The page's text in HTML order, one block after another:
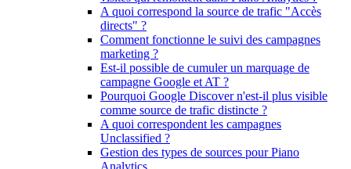
A quoi correspond la source de trafic "Accès
directs" ?
Comment fonctionne le suivi des campagnes
marketing ?
Est-il possible de cumuler un marquage de
campagne Google et AT ?
Pourquoi Google Discover n'est-il plus visible
comme source de trafic distincte ?
A quoi correspondent les campagnes
Unclassified ?
Gestion des types de sources pour Piano
Analytics